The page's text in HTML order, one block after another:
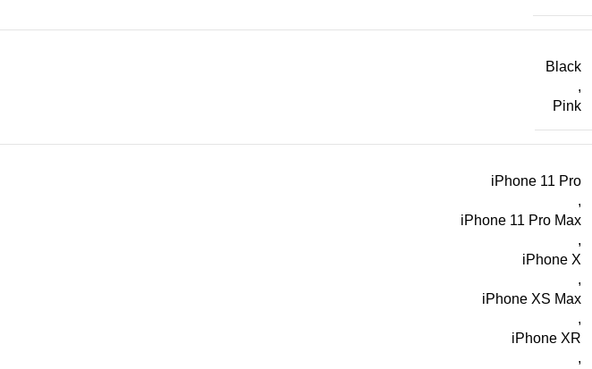
Black
,
Pink
iPhone 11 Pro
,
iPhone 11 Pro Max
,
iPhone X
,
iPhone XS Max
,
iPhone XR
,